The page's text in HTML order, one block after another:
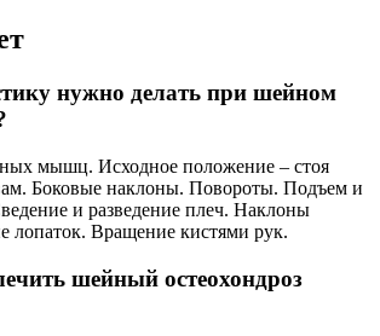
нужно делать при шейном
мышц. Исходное положение – стоя
Боковые наклоны. Повороты. Подъем и
и разведение плеч. Наклоны
лопаток. Вращение кистями рук.
шейный остеохондроз